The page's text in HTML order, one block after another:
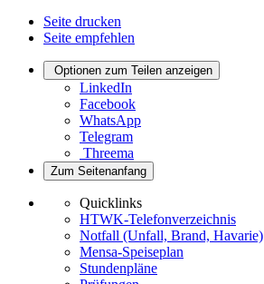
Seite drucken
Seite empfehlen
Optionen zum Teilen anzeigen
LinkedIn
Facebook
WhatsApp
Telegram
Threema
Zum Seitenanfang
Quicklinks
HTWK-Telefonverzeichnis
Notfall (Unfall, Brand, Havarie)
Mensa-Speiseplan
Stundenpläne